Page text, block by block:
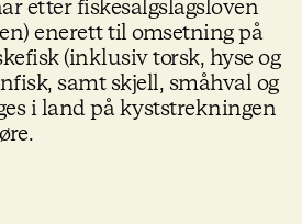
etter fiskesalgslagsloven
enerett til omsetning på
(inklusiv torsk, hyse og
samt skjell, småhval og
i land på kyststrekningen